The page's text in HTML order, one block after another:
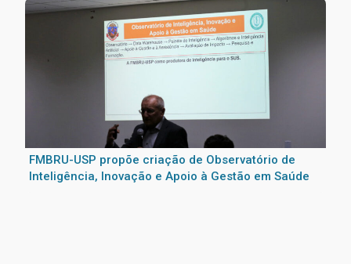
FMBRU-USP propõe criação de Observatório de
Inteligência, Inovação e Apoio à Gestão em Saúde